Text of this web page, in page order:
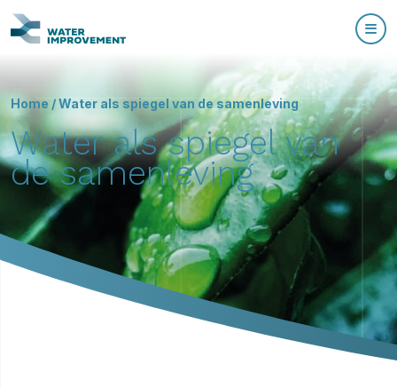
Home /Water als spiegel van de samenleving
Water als spiegel van
de samenleving